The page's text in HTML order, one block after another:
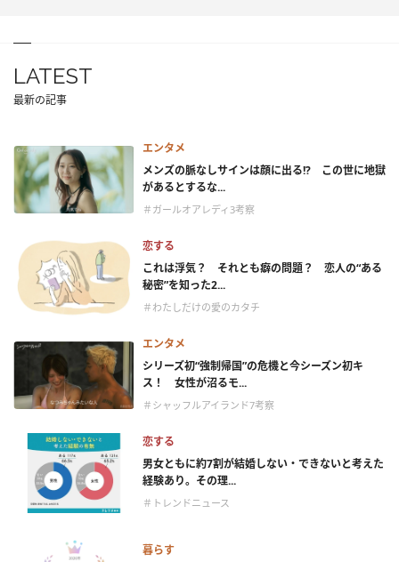
LATEST
最新の記事
エンタメ
メンズの脈なしサインは顔に出る!? この世に地獄
があるとするな...
＃ガールオアレディ3考察
恋する
これは浮気？ それとも癖の問題？ 恋人の“ある
秘密”を知った2...
＃わたしだけの愛のカタチ
エンタメ
シリーズ初“強制帰国”の危機と今シーズン初キ
ス！ 女性が沼るモ...
＃シャッフルアイランド7考察
恋する
男女ともに約7割が結婚しない・できないと考えた
経験あり。その理...
＃トレンドニュース
暮らす